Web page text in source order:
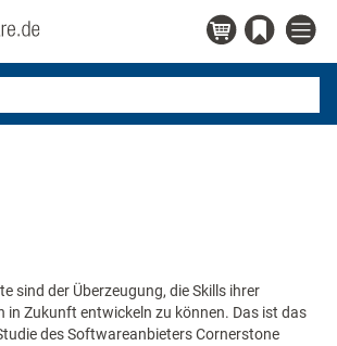
sind der Überzeugung, die Skills ihrer
in Zukunft entwickeln zu können. Das ist das
des Softwareanbieters Cornerstone